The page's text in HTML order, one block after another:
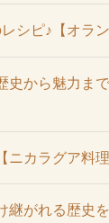
シピ♪【オラン
史から魅力ま
カラグア料理
継がれる歴史